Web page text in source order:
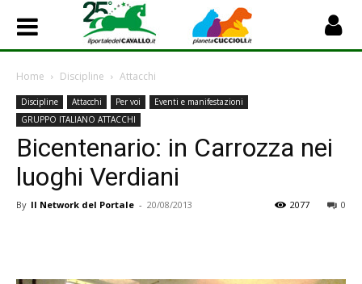
Home Discipline Attacchi
Discipline Attacchi Per voi
Eventi e manifestazioni
GRUPPO ITALIANO ATTACCHI
Bicentenario: in Carrozza nei
luoghi Verdiani
By Il Network del Portale - 20/08/2013 0
2077